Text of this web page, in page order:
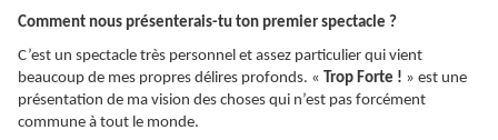
Comment nous présenterais-tu ton premier spectacle ?
C’est un spectacle très personnel et assez particulier qui vient
beaucoup de mes propres délires profonds. « Trop Forte ! » est une
présentation de ma vision des choses qui n’est pas forcément
commune à tout le monde.